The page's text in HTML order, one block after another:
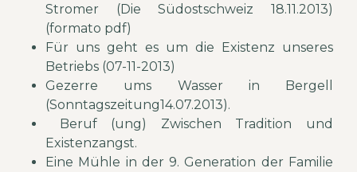
Stromer (Die Südostschweiz 18.11.2013)
(formato pdf)
Für uns geht es um die Existenz unseres
Betriebs (07-11-2013)
Gezerre ums Wasser in Bergell
(Sonntagszeitung14.07.2013).
Beruf (ung) Zwischen Tradition und
Existenzangst.
Eine Mühle in der 9. Generation der Familie